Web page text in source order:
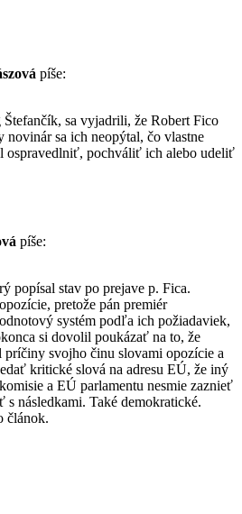
píše:
sa vyjadrili, že Robert Fico
sa ich neopýtal, čo vlastne
ospravedlniť, pochváliť ich alebo udeliť
píše:
popísal stav po prejave p. Fica.
pretože pán premiér
systém podľa ich požiadaviek,
si dovolil poukázať na to, že
príčiny svojho činu slovami opozície a
kritické slová na adresu EÚ, že iný
a EÚ parlamentu nesmie zaznieť
s následkami. Také demokratické.
článok.